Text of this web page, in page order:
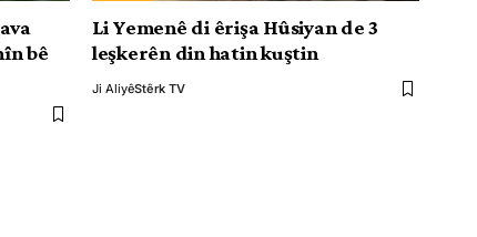
bê
Li Yemenê di êrişa Hûsiyan de 3
leşkerên din hatin kuştin
Ji AliyêStêrk TV